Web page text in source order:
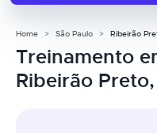
Home São Paulo Ribeirão
Treinamento
Ribeirão Preto,